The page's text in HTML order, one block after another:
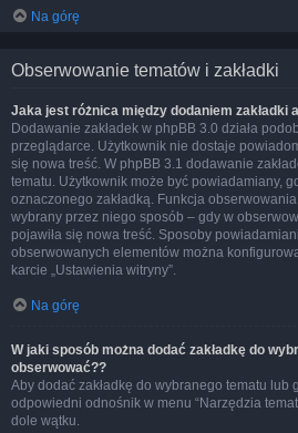
Na górę
Obserwowanie tematów i zakładki
Jaka jest różnica między dodaniem zakładki
Dodawanie zakładek w phpBB 3.0 działa
przeglądarce. Użytkownik nie dostaje
się nowa treść. W phpBB 3.1 dodawanie
tematu. Użytkownik może być powiadamiany,
oznaczonego zakładką. Funkcja
wybrany przez niego sposób – gdy w
pojawiła się nowa treść. Sposoby
obserwowanych elementów można
karcie „Ustawienia witryny”.
Na górę
W jaki sposób można dodać zakładkę do
obserwować??
Aby dodać zakładkę do wybranego tematu lub
odpowiedni odnośnik w menu “Narzędzia
dole wątku.